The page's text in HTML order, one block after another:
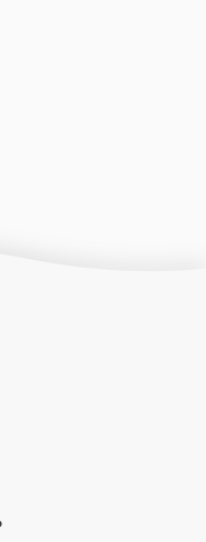
Brand Studio